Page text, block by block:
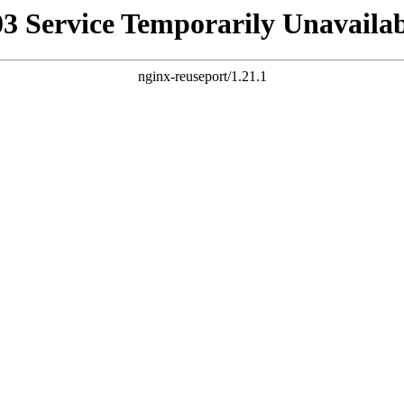
Service Temporarily
nginx-reuseport/1.21.1